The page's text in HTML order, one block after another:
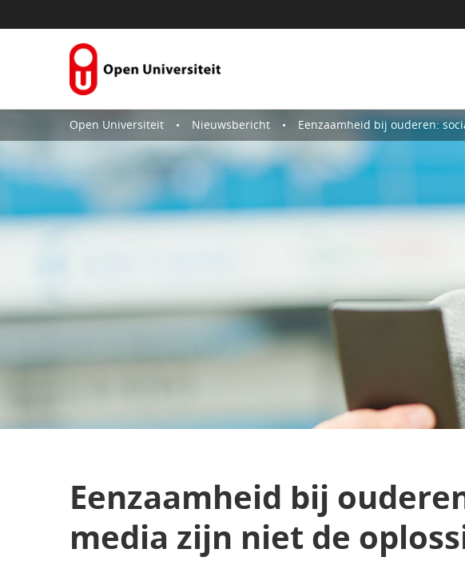
Open Universiteit Nieuwsbericht Eenzaamheid bij ouderen: sociale media zijn
Eenzaamheid bij
media zijn niet de